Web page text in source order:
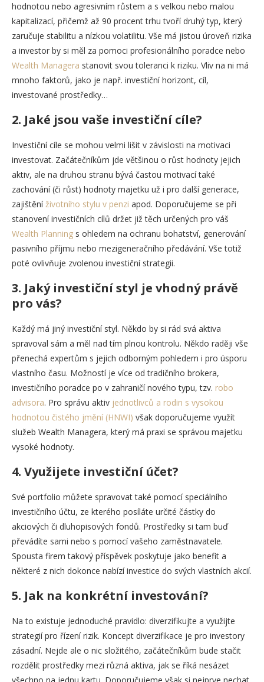
hodnotou nebo agresivním růstem a s velkou nebo malou
kapitalizací, přičemž až 90 procent trhu tvoří druhý typ, který
zaručuje stabilitu a nízkou volatilitu. Vše má jistou úroveň rizika
a investor by si měl za pomoci profesionálního poradce nebo
Wealth Managera stanovit svou toleranci k riziku. Vliv na ni má
mnoho faktorů, jako je např. investiční horizont, cíl,
investované prostředky…
2. Jaké jsou vaše investiční cíle?
Investiční cíle se mohou velmi lišit v závislosti na motivaci
investovat. Začátečníkům jde většinou o růst hodnoty jejich
aktiv, ale na druhou stranu bývá častou motivací také
zachování (či růst) hodnoty majetku už i pro další generace,
zajištěníživotního stylu v penzi apod. Doporučujeme se při
stanovení investičních cílů držet již těch určených pro váš
Wealth Planning s ohledem na ochranu bohatství, generování
pasivního příjmu nebo mezigeneračního předávání. Vše totiž
poté ovlivňuje zvolenou investiční strategii.
3. Jaký investiční styl je vhodný právě
pro vás?
Každý má jiný investiční styl. Někdo by si rád svá aktiva
spravoval sám a měl nad tím plnou kontrolu. Někdo raději vše
přenechá expertům s jejich odborným pohledem i pro úsporu
vlastního času. Možností je více od tradičního brokera,
investičního poradce po v zahraničí nového typu, tzv. robo
advisora. Pro správu aktiv jednotlivců a rodin s vysokou
hodnotou čistého jmění (HNWI) však doporučujeme využít
služeb Wealth Managera, který má praxi se správou majetku
vysoké hodnoty.
4. Využijete investiční účet?
Své portfolio můžete spravovat také pomocí speciálního
investičního účtu, ze kterého posíláte určité částky do
akciových či dluhopisových fondů. Prostředky si tam buď
převádíte sami nebo s pomocí vašeho zaměstnavatele.
Spousta firem takový příspěvek poskytuje jako benefit a
některé z nich dokonce nabízí investice do svých vlastních akcií.
5. Jak na konkrétní investování?
Na to existuje jednoduché pravidlo: diverzifikujte a využijte
strategií pro řízení rizik. Koncept diverzifikace je pro investory
zásadní. Nejde ale o nic složitého, začátečníkům bude stačit
rozdělit prostředky mezi různá aktiva, jak se říká nesázet